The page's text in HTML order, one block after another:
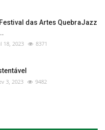
das Artes QuebraJazz
18, 2023 8371
3, 2023 9482